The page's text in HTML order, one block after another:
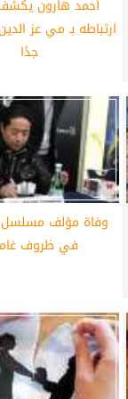
أحمد هارون
ارتباطه بـ مي عز
جدًا
وفاة مؤلف
في ظروف
موعد سفر بعثة
بكأس